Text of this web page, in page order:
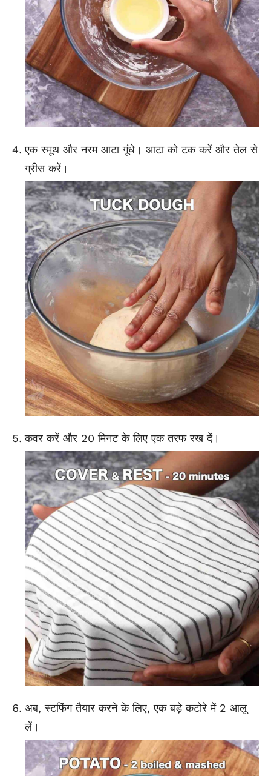
एक स्मूथ और नरम आटा गूंधे। आटा को टक करें और तेल से
ग्रीस करें।
कवर करें और 20 मिनट के लिए एक तरफ रख दें।
अब, स्टफिंग तैयार करने के लिए, एक बड़े कटोरे में 2 आलू
लें।